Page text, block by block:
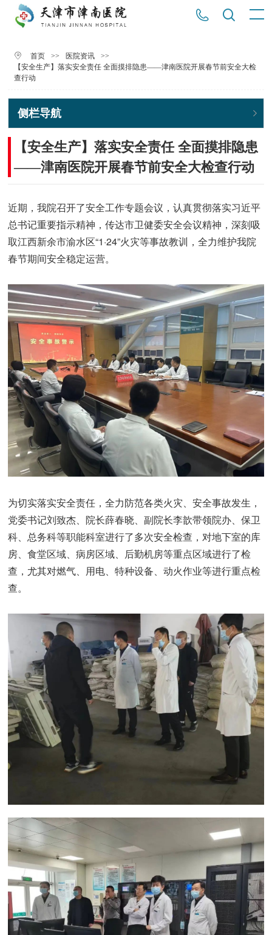
首页 >> 医院资讯
>>
【安全生产】落实安全责任 全面摸排隐患——津南医院开展春节前安全大检
查行动
侧栏导航
【安全生产】落实安全责任 全面摸排隐患
——津南医院开展春节前安全大检查行动
近期，我院召开了安全工作专题会议，认真贯彻落实习近平
总书记重要指示精神，传达市卫健委安全会议精神，深刻吸
取江西新余市渝水区“1·24”火灾等事故教训，全力维护我院
春节期间安全稳定运营。
为切实落实安全责任，全力防范各类火灾、安全事故发生，
党委书记刘致杰、院长薛春晓、副院长李歆带领院办、保卫
科、总务科等职能科室进行了多次安全检查，对地下室的库
房、食堂区域、病房区域、后勤机房等重点区域进行了检
查，尤其对燃气、用电、特种设备、动火作业等进行重点检
查。